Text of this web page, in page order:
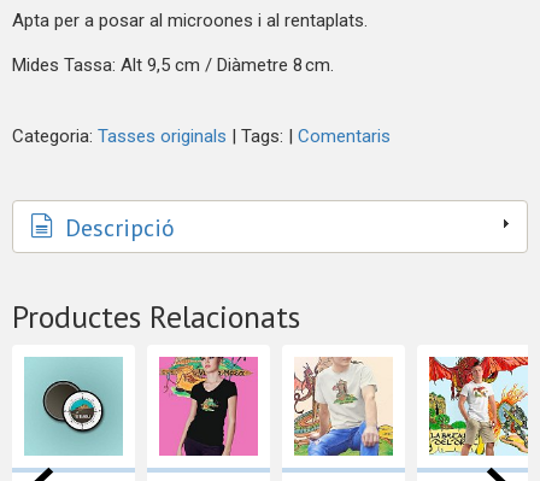
Apta per a posar al microones i al rentaplats.
Mides Tassa: Alt 9,5 cm / Diàmetre 8 cm.
Categoria: Tasses originals | Tags: | Comentaris
Descripció
Productes Relacionats